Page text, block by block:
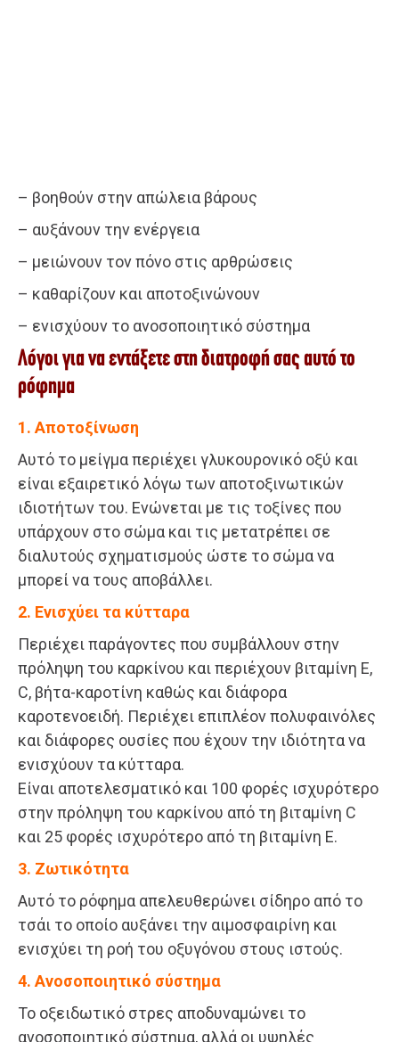
– βοηθούν στην απώλεια βάρους
– αυξάνουν την ενέργεια
– μειώνουν τον πόνο στις αρθρώσεις
– καθαρίζουν και αποτοξινώνουν
– ενισχύουν το ανοσοποιητικό σύστημα
Λόγοι για να εντάξετε στη διατροφή σας αυτό το
ρόφημα
1. Αποτοξίνωση
Αυτό το μείγμα περιέχει γλυκουρονικό οξύ και
είναι εξαιρετικό λόγω των αποτοξινωτικών
ιδιοτήτων του. Ενώνεται με τις τοξίνες που
υπάρχουν στο σώμα και τις μετατρέπει σε
διαλυτούς σχηματισμούς ώστε το σώμα να
μπορεί να τους αποβάλλει.
2. Ενισχύει τα κύτταρα
Περιέχει παράγοντες που συμβάλλουν στην
πρόληψη του καρκίνου και περιέχουν βιταμίνη Ε,
C, βήτα-καροτίνη καθώς και διάφορα
καροτενοειδή. Περιέχει επιπλέον πολυφαινόλες
και διάφορες ουσίες που έχουν την ιδιότητα να
ενισχύουν τα κύτταρα.
Είναι αποτελεσματικό και 100 φορές ισχυρότερο
στην πρόληψη του καρκίνου από τη βιταμίνη C
και 25 φορές ισχυρότερο από τη βιταμίνη Ε.
3. Ζωτικότητα
Αυτό το ρόφημα απελευθερώνει σίδηρο από το
τσάι το οποίο αυξάνει την αιμοσφαιρίνη και
ενισχύει τη ροή του οξυγόνου στους ιστούς.
4. Ανοσοποιητικό σύστημα
Το οξειδωτικό στρες αποδυναμώνει το
ανοσοποιητικό σύστημα, αλλά οι υψηλές